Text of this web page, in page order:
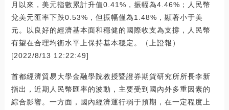
月以來，美元指數累計升值0.41%，振幅為4.46%；人民幣
兌美元匯率下跌0.53%，但振幅僅為1.48%，顯著小于美
元。以良好的經濟基本面和穩健的國際收支為支撐，人民幣
有望在合理均衡水平上保持基本穩定。（上證報）
[2022/8/13 12:22:49]
首都經濟貿易大學金融學院教授暨證券期貨研究所所長李新
指出，近期人民幣匯率的波動，主要受到國內外多重因素的
綜合影響。一方面，國內經濟運行弱于預期，在一定程度上